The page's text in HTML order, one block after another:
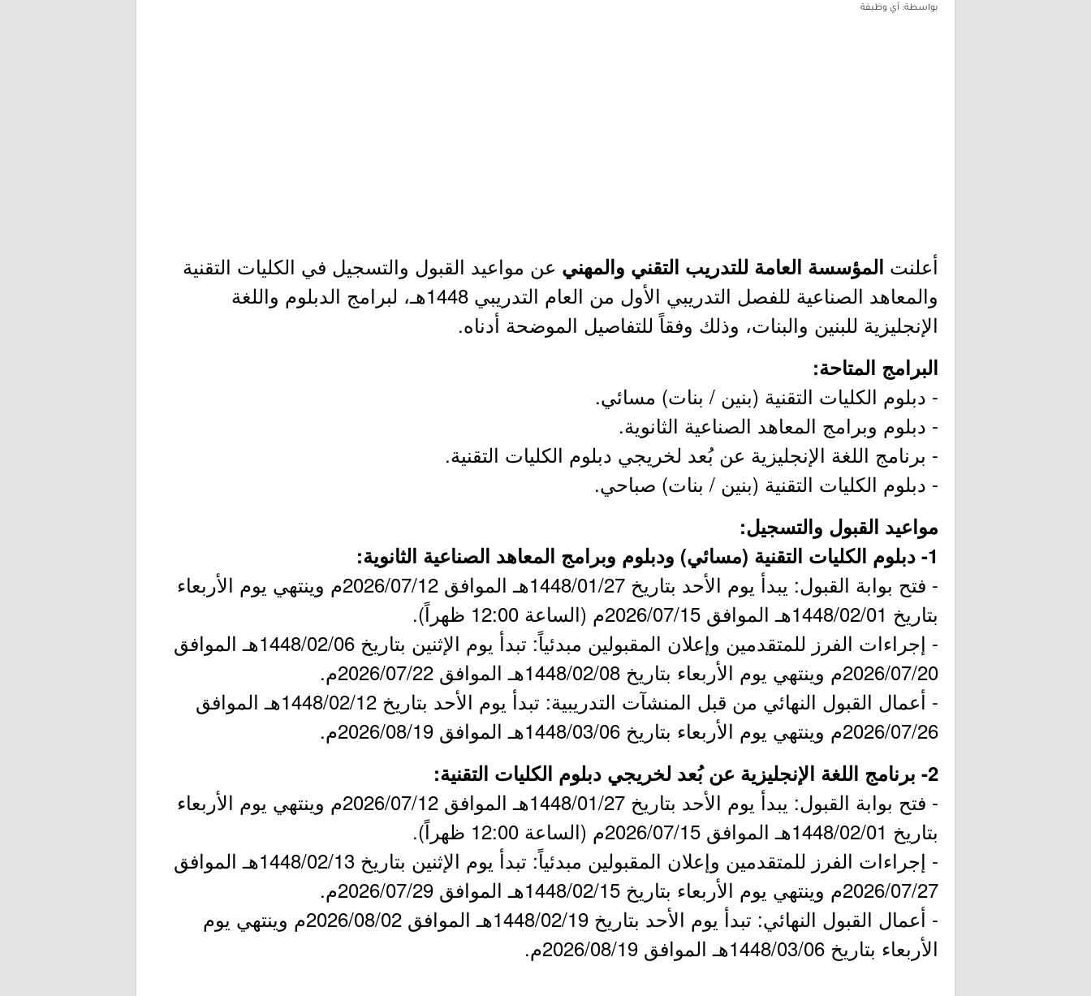
بواسطة: أي وظيفة
أعلنت المؤسسة العامة للتدريب التقني والمهني عن مواعيد القبول والتسجيل في الكليات التقنية
والمعاهد الصناعية للفصل التدريبي الأول من العام التدريبي 1448هـ، لبرامج الدبلوم واللغة
الإنجليزية للبنين والبنات، وذلك وفقاً للتفاصيل الموضحة أدناه.
البرامج المتاحة:
- دبلوم الكليات التقنية (بنين / بنات) مسائي.
- دبلوم وبرامج المعاهد الصناعية الثانوية.
- برنامج اللغة الإنجليزية عن بُعد لخريجي دبلوم الكليات التقنية.
- دبلوم الكليات التقنية (بنين / بنات) صباحي.
مواعيد القبول والتسجيل:
1- دبلوم الكليات التقنية (مسائي) ودبلوم وبرامج المعاهد الصناعية الثانوية:
- فتح بوابة القبول: يبدأ يوم الأحد بتاريخ 1448/01/27هـ الموافق 2026/07/12م وينتهي يوم الأربعاء
بتاريخ 1448/02/01هـ الموافق 2026/07/15م (الساعة 12:00 ظهراً).
- إجراءات الفرز للمتقدمين وإعلان المقبولين مبدئياً: تبدأ يوم الإثنين بتاريخ 1448/02/06هـ الموافق
2026/07/20م وينتهي يوم الأربعاء بتاريخ 1448/02/08هـ الموافق 2026/07/22م.
- أعمال القبول النهائي من قبل المنشآت التدريبية: تبدأ يوم الأحد بتاريخ 1448/02/12هـ الموافق
2026/07/26م وينتهي يوم الأربعاء بتاريخ 1448/03/06هـ الموافق 2026/08/19م.
2- برنامج اللغة الإنجليزية عن بُعد لخريجي دبلوم الكليات التقنية:
- فتح بوابة القبول: يبدأ يوم الأحد بتاريخ 1448/01/27هـ الموافق 2026/07/12م وينتهي يوم الأربعاء
بتاريخ 1448/02/01هـ الموافق 2026/07/15م (الساعة 12:00 ظهراً).
- إجراءات الفرز للمتقدمين وإعلان المقبولين مبدئياً: تبدأ يوم الإثنين بتاريخ 1448/02/13هـ الموافق
2026/07/27م وينتهي يوم الأربعاء بتاريخ 1448/02/15هـ الموافق 2026/07/29م.
- أعمال القبول النهائي: تبدأ يوم الأحد بتاريخ 1448/02/19هـ الموافق 2026/08/02م وينتهي يوم
الأربعاء بتاريخ 1448/03/06هـ الموافق 2026/08/19م.